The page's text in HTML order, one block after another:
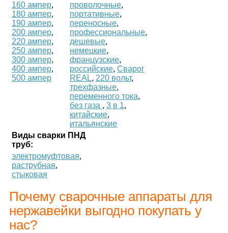
160 ампер,
180 ампер,
190 ампер,
200 ампер,
220 ампер,
250 ампер,
300 ампер,
400 ампер,
500 ампер
проволочные,
портативные,
переносные,
профессиональные,
дешевые,
немецкие,
французские,
российские, Сварог
REAL, 220 вольт,
трехфазные,
переменного тока,
без газа , 3 в 1,
китайские,
итальянские
Виды сварки ПНД
труб:
электромуфтовая,
раструбная,
стыковая
Почему сварочные аппараты для
нержавейки выгодно покупать у
нас?